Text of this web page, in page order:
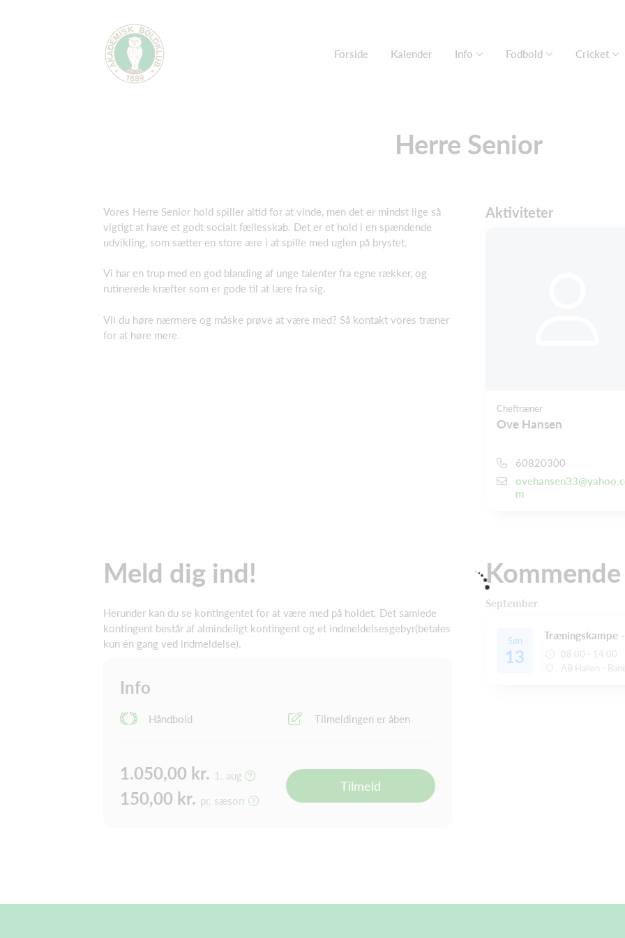
Forside Kalender Info Fodbold Cricket
Herre Senior
Vores Herre Senior hold spiller altid for at vinde, men det er mindst lige så
vigtigt at have et godt socialt fællesskab. Det er et hold i en spændende
udvikling, som sætter en store ære i at spille med uglen på brystet.
Vi har en trup med en god blanding af unge talenter fra egne rækker, og
rutinerede kræfter som er gode til at lære fra sig.
Vil du høre nærmere og måske prøve at være med? Så kontakt vores træner
for at høre mere.
Aktiviteter
Cheftræner
Ove Hansen
60820300
m
Meld dig ind!
Herunder kan du se kontingentet for at være med på holdet. Det samlede
kontingent består af almindeligt kontingent og et indmeldelsesgebyr(betales
kun én gang ved indmeldelse).
Info
Håndbold Tilmeldingen er åben
1.050,00 kr. 1. aug
150,00 kr. pr. sæson
Tilmeld
September
Søn
13
Træningskampe
08:00 - 14:00
AB Hallen -